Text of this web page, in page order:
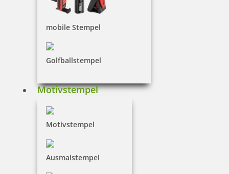
mobile Stempel
Golfballstempel
Motivstempel
Motivstempel
Ausmalstempel